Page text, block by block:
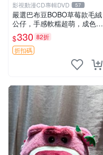
影視動漫CD專輯DVD 57
嚴選巴布豆BOBO草莓款毛絨
公仔，手感軟糯超萌，成色優
良適合作為收藏品或包包配
飾。可視頻確認詳情。 巴布
豆 BOBO 草莓 毛絨公仔 收藏
$330 82折
折扣碼